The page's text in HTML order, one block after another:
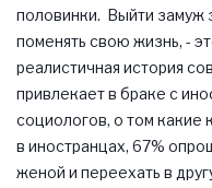
половинки. Выйти замуж
поменять свою жизнь, -
реалистичная история
привлекает в браке с
социологов, о том какие
в иностранцах, 67%
женой и переехать в